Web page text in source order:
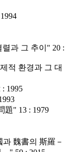
렬과 그 추이" 20 :
적 환경과 그 대
1995
題" 13 : 1979
魏書의 斯羅－